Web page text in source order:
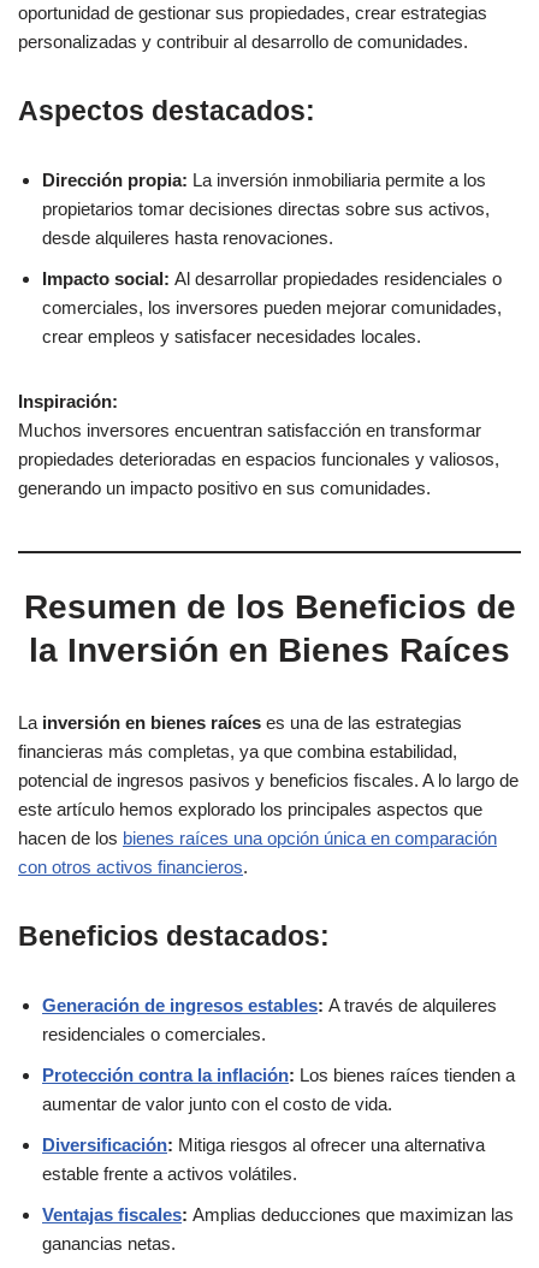
oportunidad de gestionar sus propiedades, crear estrategias
personalizadas y contribuir al desarrollo de comunidades.
Aspectos destacados:
Dirección propia: La inversión inmobiliaria permite a los
propietarios tomar decisiones directas sobre sus activos,
desde alquileres hasta renovaciones.
Impacto social: Al desarrollar propiedades residenciales o
comerciales, los inversores pueden mejorar comunidades,
crear empleos y satisfacer necesidades locales.
Inspiración:
Muchos inversores encuentran satisfacción en transformar
propiedades deterioradas en espacios funcionales y valiosos,
generando un impacto positivo en sus comunidades.
Resumen de los Beneficios de
la Inversión en Bienes Raíces
La inversión en bienes raíces es una de las estrategias
financieras más completas, ya que combina estabilidad,
potencial de ingresos pasivos y beneficios fiscales. A lo largo de
este artículo hemos explorado los principales aspectos que
hacen de los bienes raíces una opción única en comparación
con otros activos financieros.
Beneficios destacados:
Generación de ingresos estables: A través de alquileres
residenciales o comerciales.
Protección contra la inflación: Los bienes raíces tienden a
aumentar de valor junto con el costo de vida.
Diversificación: Mitiga riesgos al ofrecer una alternativa
estable frente a activos volátiles.
Ventajas fiscales: Amplias deducciones que maximizan las
ganancias netas.